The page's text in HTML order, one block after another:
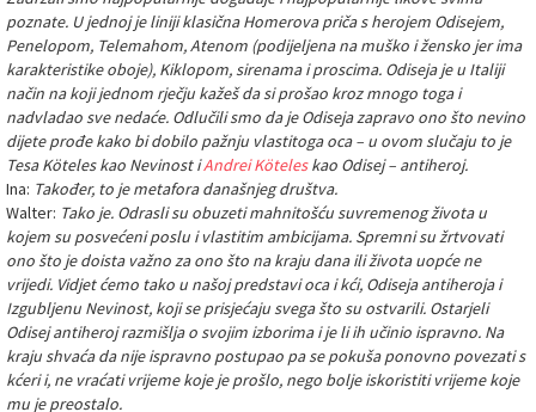
poznate. U jednoj je liniji klasična Homerova priča s herojem Odisejem,
Penelopom, Telemahom, Atenom (podijeljena na muško i žensko jer ima
karakteristike oboje), Kiklopom, sirenama i proscima. Odiseja je u Italiji
način na koji jednom rječju kažeš da si prošao kroz mnogo toga i
nadvladao sve nedaće. Odlučili smo da je Odiseja zapravo ono što nevino
dijete prođe kako bi dobilo pažnju vlastitoga oca – u ovom slučaju to je
Tesa Köteles kao Nevinost iAndrei Köteleskao Odisej – antiheroj.
Ina: Također, to je metafora današnjeg društva.
Walter: Tako je. Odrasli su obuzeti mahnitošću suvremenog života u
kojem su posvećeni poslu i vlastitim ambicijama. Spremni su žrtvovati
ono što je doista važno za ono što na kraju dana ili života uopće ne
vrijedi. Vidjet ćemo tako u našoj predstavi oca i kći, Odiseja antiheroja i
Izgubljenu Nevinost, koji se prisjećaju svega što su ostvarili. Ostarjeli
Odisej antiheroj razmišlja o svojim izborima i je li ih učinio ispravno. Na
kraju shvaća da nije ispravno postupao pa se pokuša ponovno povezati s
kćeri i, ne vraćati vrijeme koje je prošlo, nego bolje iskoristiti vrijeme koje
mu je preostalo.